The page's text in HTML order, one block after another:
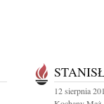
12 sierpnia